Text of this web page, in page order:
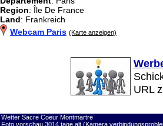
Region: Île De France
Land: Frankreich
Webcam Paris (Karte anzeigen)
URL
Wetter Sacre Coeur Montmartre
Foto vorschau 3014 tage alt (Kamera